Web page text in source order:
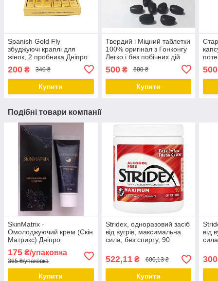
Spanish Gold Fly
збуджуючі краплі для
жінок, 2 пробника Дніпро
200 ₴ 340 ₴
Купити
Твердий і Міцний таблетки
100% оригінал з Гонконгу
Легко і без побічних дій
500₴ 600 ₴
Купити
500
Подібні товари компанії
SkinMatrix -
Омолоджуючий крем (Скін
Матрикс) Дніпро
175 ₴/упаковка
365 ₴/упаковка
Купити
Stridex, одноразовий засіб
від вугрів, максимальна
сила, без спирту, 90
09709 Дніпро
522,11₴ 600,13 ₴
Купити
від